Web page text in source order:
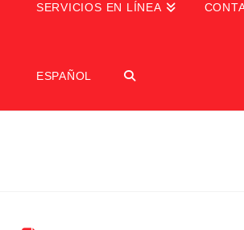
SERVICIOS EN LÍNEA
ESPAÑOL